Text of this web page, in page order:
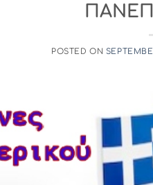
POSTED ON